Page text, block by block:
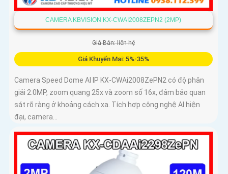
CAMERA KBVISION KX-CWAI2008ZEPN2 (2MP)
Giá Bán: liên hệ
Giá Khuyến Mại: 5%-35%
Camera Speed Dome AI IP KX-CWAi2008ZePN2 có độ phân
giải 2.0MP, zoom quang 25x và zoom số 16x, đảm bảo quan
sát rõ ràng ở khoảng cách xa. Tích hợp công nghệ AI hiện
đại, camera...